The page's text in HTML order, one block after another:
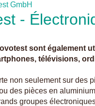
GmbH
-
sont également
télévisions,
non seulement sur des
des pièces en
groupes